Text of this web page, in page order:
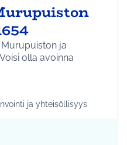
ja
olla avoinna
Etelä-Tuusulan kylät
teeman mukaan:
ja yhteisöllisyys